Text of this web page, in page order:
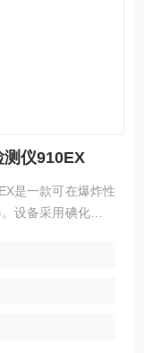
仪910EX
是一款可在爆炸性
设备采用碘化铯晶
量、累计值记录、